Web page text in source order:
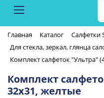
Главная Каталог
Салфетки
Для стекла, зеркал, глянца
Комплект салфеток "Ультра"
Комплект
32х31, желтые